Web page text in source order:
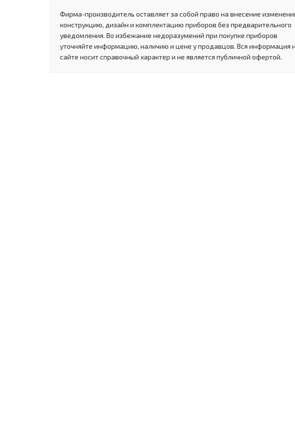
Фирма-производитель оставляет за собой право на внесение
конструкцию, дизайн и комплектацию приборов без предварительного
уведомления. Во избежание недоразумений при покупке приборов
уточняйте информацию, наличию и цене у продавцов. Вся информация
сайте носит справочный характер и не является публичной офертой.